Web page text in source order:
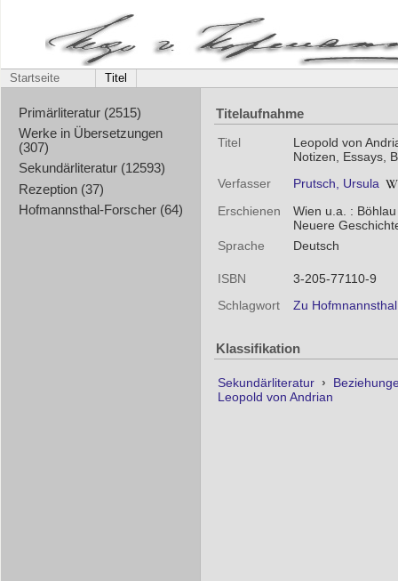
Startseite Titel
Primärliteratur (2515)
Werke in Übersetzungen
(307)
Sekundärliteratur (12593)
Rezeption (37)
Hofmannsthal-Forscher (64)
Titelaufnahme
Titel
Leopold von
Notizen, Essays,
Verfasser
Prutsch, Ursula
Erschienen
Wien u.a. :
Neuere
Sprache
Deutsch
ISBN
3-205-77110-9
Schlagwort
Zu
Klassifikation
Sekundärliteratur ›
Leopold von Andrian